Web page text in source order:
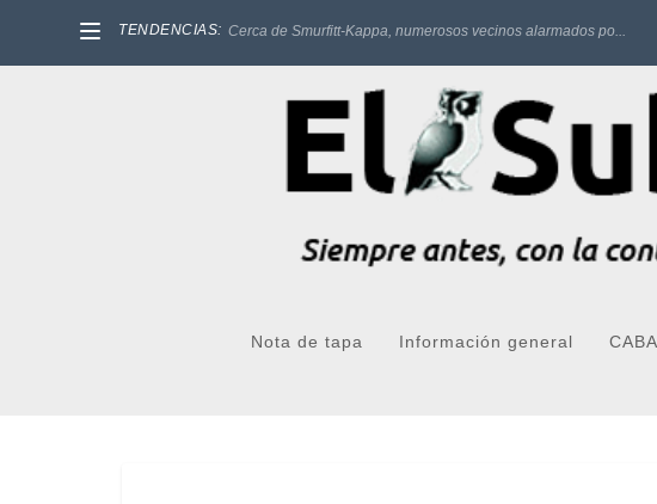
TENDENCIAS: Cerca de Smurfitt-Kappa, numerosos vecinos alarmados po...
Nota de tapa Información general CABA